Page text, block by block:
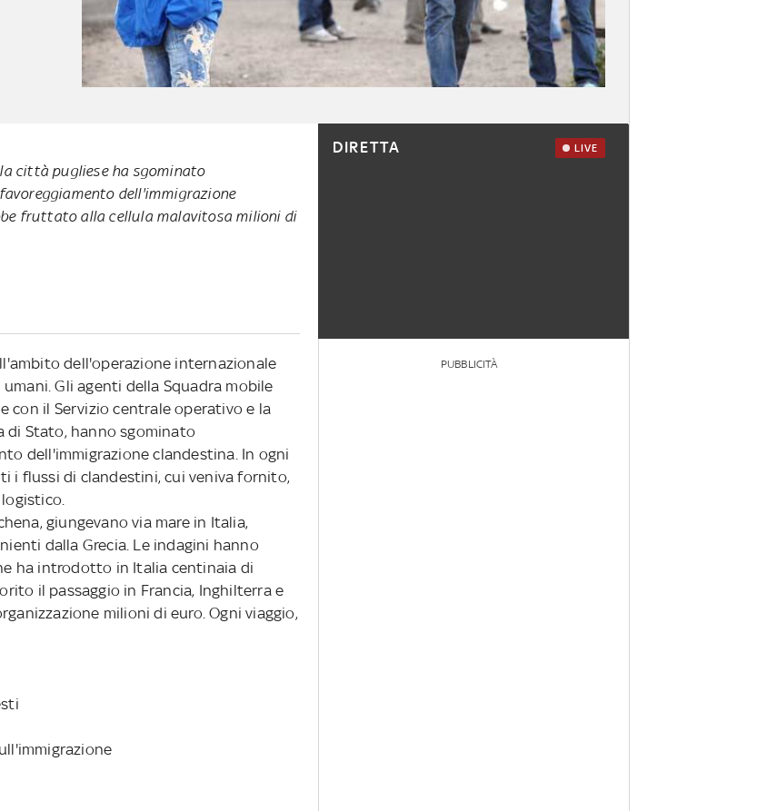
città pugliese ha sgominato
dell'immigrazione
fruttato alla cellula malavitosa milioni di
dell'operazione internazionale
Gli agenti della Squadra mobile
con il Servizio centrale operativo e la
di Stato, hanno sgominato
dell'immigrazione clandestina. In ogni
i flussi di clandestini, cui veniva fornito,
giungevano via mare in Italia,
dalla Grecia. Le indagini hanno
ha introdotto in Italia centinaia di
il passaggio in Francia, Inghilterra e
milioni di euro. Ogni viaggio,
DIRETTA LIVE
PUBBLICITÀ